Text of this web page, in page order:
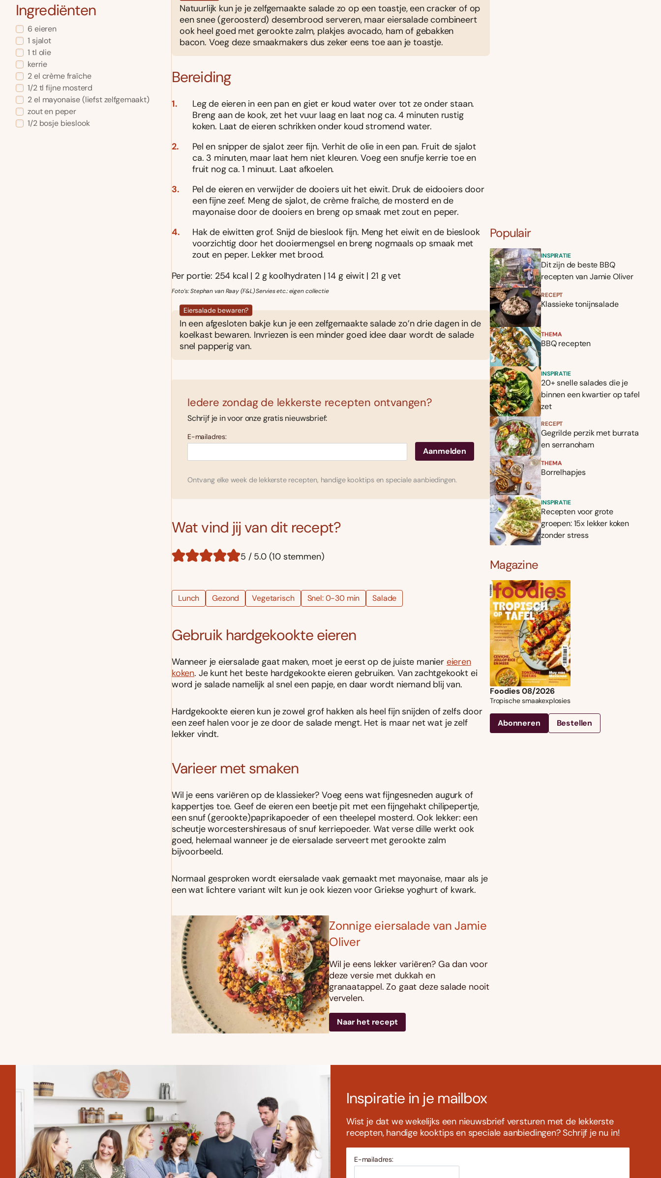
Ingrediënten
6 eieren
1 sjalot
1 tl olie
kerrie
2el crème fraîche
1/2 tl fijne mosterd
2el mayonaise(liefst zelfgemaakt)
zout en peper
1/2 bosje bieslook
Natuurlijk kun je je zelfgemaakte salade zo op een toastje, een cracker of op
een snee (geroosterd) desembrood serveren, maar eiersalade combineert
ook heel goed met gerookte zalm, plakjes avocado, ham of gebakken
bacon. Voeg deze smaakmakers dus zeker eens toe aan je toastje.
Bereiding
Leg de eieren in een pan en giet er koud water over tot ze onder staan.
Breng aan de kook, zet het vuur laag en laat nog ca. 4 minuten rustig
koken. Laat de eieren schrikken onder koud stromend water.
Pel en snipper de sjalot zeer fijn. Verhit de olie in een pan. Fruit de sjalot
ca. 3 minuten, maar laat hem niet kleuren. Voeg een snufje kerrie toe en
fruit nog ca. 1 minuut. Laat afkoelen.
Pel de eieren en verwijder de dooiers uit het eiwit. Druk de eidooiers door
een fijne zeef. Meng de sjalot, de crème fraîche, de mosterd en de
mayonaise door de dooiers en breng op smaak met zout en peper.
Hak de eiwitten grof. Snijd de bieslook fijn. Meng het eiwit en de bieslook
voorzichtig door het dooiermengsel en breng nogmaals op smaak met
zout en peper. Lekker met brood.
Per portie: 254 kcal | 2 g koolhydraten | 14 g eiwit | 21 g vet
Foto’s: Stephan van Raay (F&L) Servies etc.: eigen collectie
Eiersalade bewaren?
In een afgesloten bakje kun je een zelfgemaakte salade zo’n drie dagen in de
koelkast bewaren. Invriezen is een minder goed idee daar wordt de salade
snel papperig van.
Iedere zondag de lekkerste recepten ontvangen?
Schrijf je in voor onze gratis nieuwsbrief:
E-mailadres:
Ontvang elke week de lekkerste recepten, handige kooktips en speciale aanbiedingen.
Wat vind jij van dit recept?
5 / 5.0 (10 stemmen)
Lunch Gezond Vegetarisch Snel: 0-30 min Salade
Gebruik hardgekookte eieren
Wanneer je eiersalade gaat maken, moet je eerst op de juiste manier eieren
koken. Je kunt het beste hardgekookte eieren gebruiken. Van zachtgekookt ei
word je salade namelijk al snel een papje, en daar wordt niemand blij van.
Hardgekookte eieren kun je zowel grof hakken als heel fijn snijden of zelfs door
een zeef halen voor je ze door de salade mengt. Het is maar net wat je zelf
lekker vindt.
Varieer met smaken
Wil je eens variëren op de klassieker? Voeg eens wat fijngesneden augurk of
kappertjes toe. Geef de eieren een beetje pit met een fijngehakt chilipepertje,
een snuf (gerookte)paprikapoeder of een theelepel mosterd. Ook lekker: een
scheutje worcestershiresaus of snuf kerriepoeder. Wat verse dille werkt ook
goed, helemaal wanneer je de eiersalade serveert met gerookte zalm
bijvoorbeeld.
Normaal gesproken wordt eiersalade vaak gemaakt met mayonaise, maar als je
een wat lichtere variant wilt kun je ook kiezen voor Griekse yoghurt of kwark.
Zonnige eiersalade van Jamie
Oliver
Wil je eens lekker variëren? Ga dan voor
deze versie met dukkah en
granaatappel. Zo gaat deze salade nooit
vervelen.
Naar het recept
Populair
INSPIRATIE
Dit zijn de beste BBQ
recepten van Jamie Oliver
RECEPT
Klassieke tonijnsalade
THEMA
BBQ recepten
INSPIRATIE
20+ snelle salades die je
binnen een kwartier op tafel
zet
RECEPT
Gegrilde perzik met burrata
en serranoham
THEMA
Borrelhapjes
INSPIRATIE
Recepten voor grote
groepen: 15x lekker koken
zonder stress
Magazine
Foodies 08/2026
Tropische smaakexplosies
Abonneren Bestellen
Inspiratie in je mailbox
Wist je dat we wekelijks een nieuwsbrief versturen met de lekkerste
recepten, handige kooktips en speciale aanbiedingen? Schrijf je nu in!
E-mailadres: